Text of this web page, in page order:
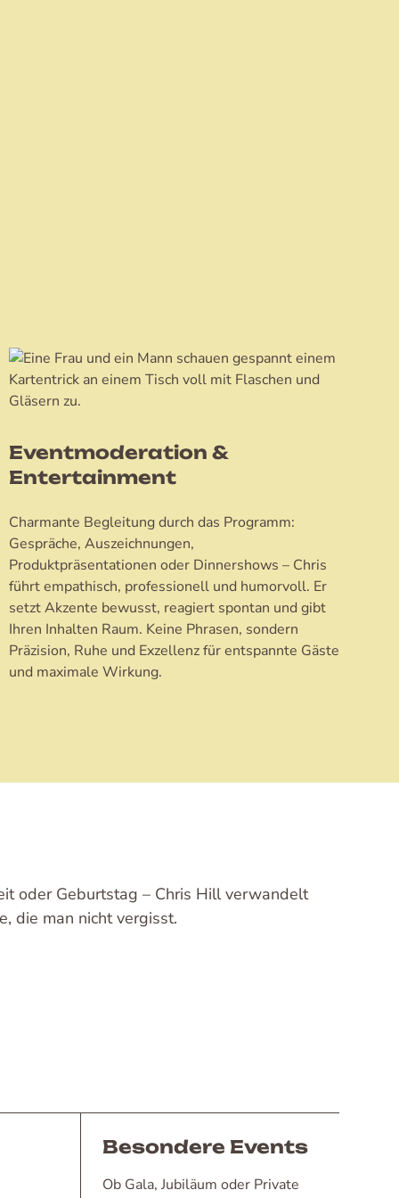
Eventmoderation &
Entertainment
Charmante Begleitung durch das Programm:
Gespräche, Auszeichnungen,
Produktpräsentationen oder Dinnershows – Chris
führt empathisch, professionell und humorvoll. Er
setzt Akzente bewusst, reagiert spontan und gibt
Ihren Inhalten Raum. Keine Phrasen, sondern
Präzision, Ruhe und Exzellenz für entspannte Gäste
und maximale Wirkung.
oder Geburtstag – Chris Hill verwandelt
die man nicht vergisst.
Besondere Events
Ob Gala, Jubiläum oder Private